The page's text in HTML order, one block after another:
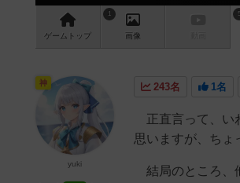
ゲーム トップ
1
画像
5
243名 1名
正直言って、い
思いますが、ちょ
結局のところ、
神
yuki